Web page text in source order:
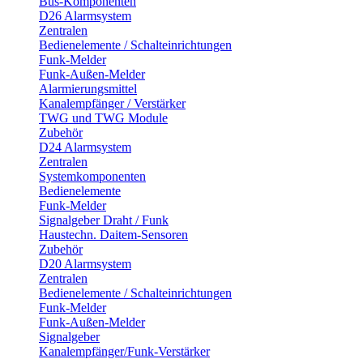
D26 Alarmsystem
Zentralen
Bedienelemente / Schalteinrichtungen
Funk-Melder
Funk-Außen-Melder
Alarmierungsmittel
Kanalempfänger / Verstärker
TWG und TWG Module
Zubehör
D24 Alarmsystem
Zentralen
Systemkomponenten
Bedienelemente
Funk-Melder
Signalgeber Draht / Funk
Haustechn. Daitem-Sensoren
Zubehör
D20 Alarmsystem
Zentralen
Bedienelemente / Schalteinrichtungen
Funk-Melder
Funk-Außen-Melder
Signalgeber
Kanalempfänger/Funk-Verstärker